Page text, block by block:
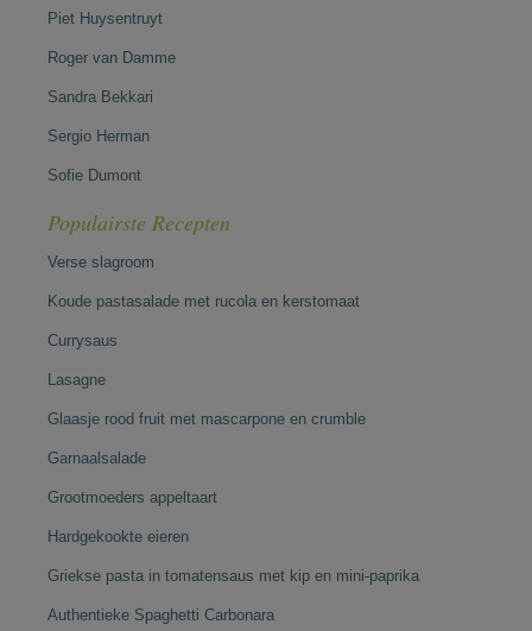
Piet Huysentruyt
Roger van Damme
Sandra Bekkari
Sergio Herman
Sofie Dumont
Populairste Recepten
Verse slagroom
Koude pastasalade met rucola en kerstomaat
Currysaus
Lasagne
Glaasje rood fruit met mascarpone en crumble
Garnaalsalade
Grootmoeders appeltaart
Hardgekookte eieren
Griekse pasta in tomatensaus met kip en mini-paprika
Authentieke Spaghetti Carbonara